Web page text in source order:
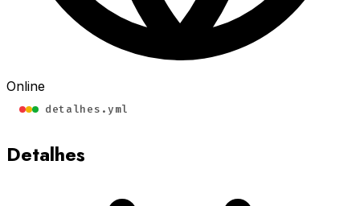
Online
detalhes.yml
Detalhes